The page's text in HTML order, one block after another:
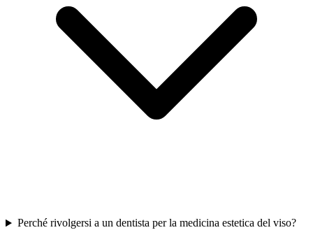
Perché rivolgersi a un dentista per la medicina estetica del viso?